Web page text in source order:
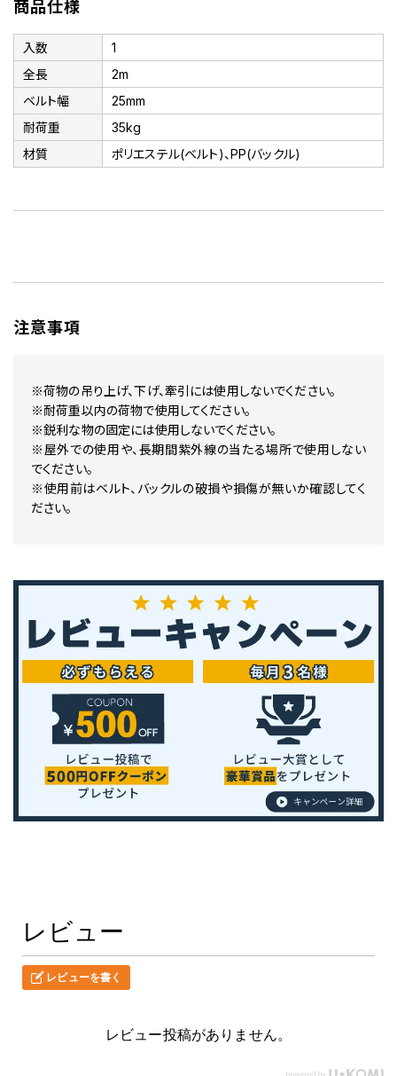
商品仕様
入数
1
全長
2m
ベルト幅
25mm
耐荷重
35kg
材質
ポリエステル(ベルト)、PP(バックル)
注意事項
※荷物の吊り上げ、下げ、牽引には使用しないでください。
※耐荷重以内の荷物で使用してください。
※鋭利な物の固定には使用しないでください。
※屋外での使用や、長期間紫外線の当たる場所で使用しない
でください。
※使用前はベルト、バックルの破損や損傷が無いか確認してく
ださい。
レビュー
レビューを書く
レビュー投稿がありません。